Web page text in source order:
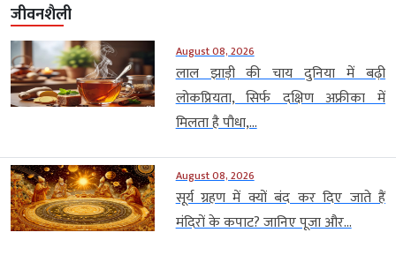
जीवनशैली
August 08, 2026
लाल झाड़ी की चाय दुनिया में बढ़ी
लोकप्रियता, सिर्फ दक्षिण अफ्रीका में
मिलता है पौधा,...
August 08, 2026
सूर्य ग्रहण में क्यों बंद कर दिए जाते हैं
मंदिरों के कपाट? जानिए पूजा और...